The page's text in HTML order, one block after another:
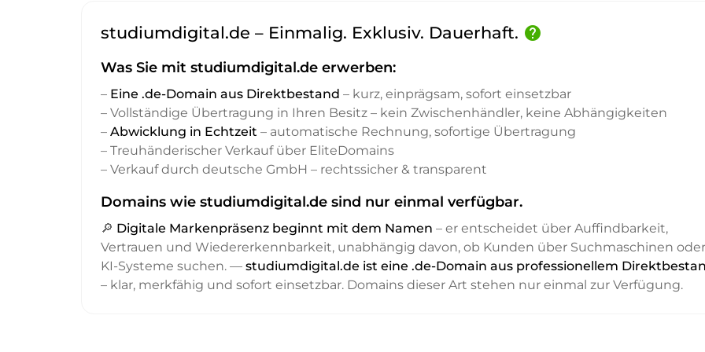
studiumdigital.de – Einmalig. Exklusiv. Dauerhaft. help
Was Sie mit studiumdigital.de erwerben:
– Eine .de-Domain aus Direktbestand – kurz, einprägsam, sofort einsetzbar
– Vollständige Übertragung in Ihren Besitz – kein Zwischenhändler, keine Abhängigkeiten
– Abwicklung in Echtzeit – automatische Rechnung, sofortige Übertragung
– Treuhänderischer Verkauf über EliteDomains
– Verkauf durch deutsche GmbH – rechtssicher & transparent
Domains wie studiumdigital.de sind nur einmal verfügbar.
🔎 Digitale Markenpräsenz beginnt mit dem Namen – er entscheidet über Auffindbarkeit,
Vertrauen und Wiedererkennbarkeit, unabhängig davon, ob Kunden über Suchmaschinen oder
KI-Systeme suchen. — studiumdigital.de ist eine .de-Domain aus professionellem
– klar, merkfähig und sofort einsetzbar. Domains dieser Art stehen nur einmal zur Verfügung.